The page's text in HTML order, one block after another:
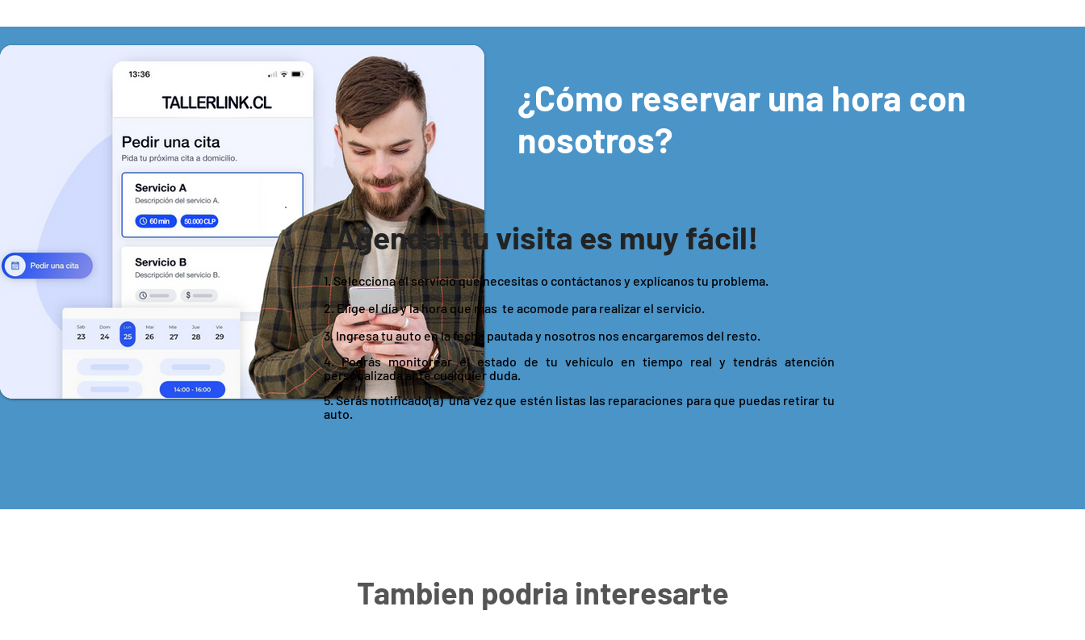
1. Selecciona el servicio que necesitas o contáctanos y explícanos tu problema.
2. Elige el día y la hora que mas te acomode para realizar el servicio.
3. Ingresa tu auto en la fecha pautada y nosotros nos encargaremos del resto.
4. Podrás monitorear el estado de tu vehículo en tiempo real y tendrás atención
personalizada ante cualquier duda.
5. Serás notificado(a) una vez que estén listas las reparaciones para que puedas retirar tu
auto.
¡Agendar tu visita es muy fácil!
¿Cómo reservar una hora con
nosotros?
Tambien podria interesarte